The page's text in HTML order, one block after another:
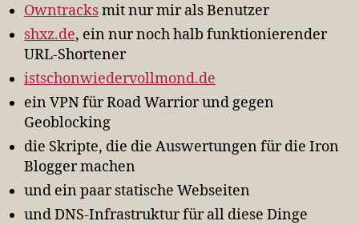
Owntracksmit nur mir als Benutzer
shxz.de, ein nur noch halb funktionierender
URL-Shortener
istschonwiedervollmond.de
ein VPN für Road Warrior und gegen
Geoblocking
die Skripte, die die Auswertungen für die Iron
Blogger machen
und ein paar statische Webseiten
und DNS-Infrastruktur für all diese Dinge